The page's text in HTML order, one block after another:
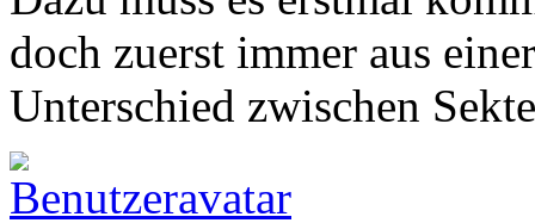
doch zuerst immer aus
Unterschied zwischen